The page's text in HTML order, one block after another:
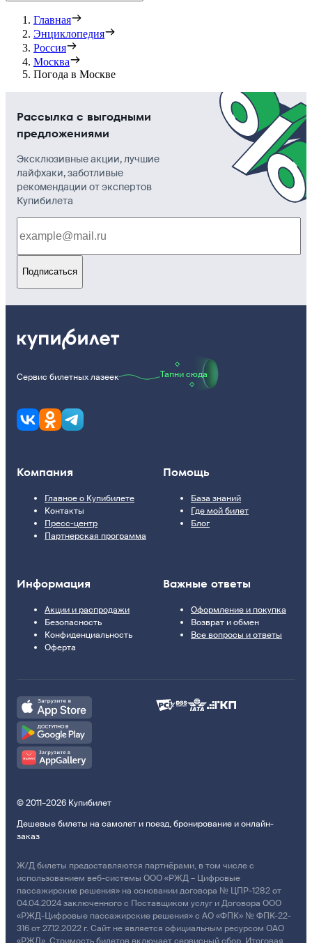
Главная
Энциклопедия
Россия
Москва
Погода в Москве
Рассылка с выгодными
предложениями
Эксклюзивные акции, лучшие
лайфхаки, заботливые
рекомендации от экспертов
Купибилета
Подписаться
Сервис билетных лазеек Тапни сюда
Компания
Главное о Купибилете
Контакты
Пресс-центр
Партнерская программа
Помощь
База знаний
Где мой билет
Блог
Информация
Акции и распродажи
Безопасность
Конфиденциальность
Оферта
Важные ответы
Оформление и покупка
Возврат и обмен
Все вопросы и ответы
© 2011–2026 Купибилет
Дешевые билеты на самолет и поезд, бронирование и онлайн-
заказ
Ж/Д билеты предоставляются партнёрами, в том числе с
использованием веб-системы ООО «РЖД – Цифровые
пассажирские решения» на основании договора № ЦПР-1282 от
04.04.2024 заключенного с Поставщиком услуг и Договора ООО
«РЖД-Цифровые пассажирские решения» с АО «ФПК» № ФПК-22-
316 от 27.12.2022 г. Сайт не является официальным ресурсом ОАО
«РЖД». Стоимость билетов включает сервисный сбор. Итоговая